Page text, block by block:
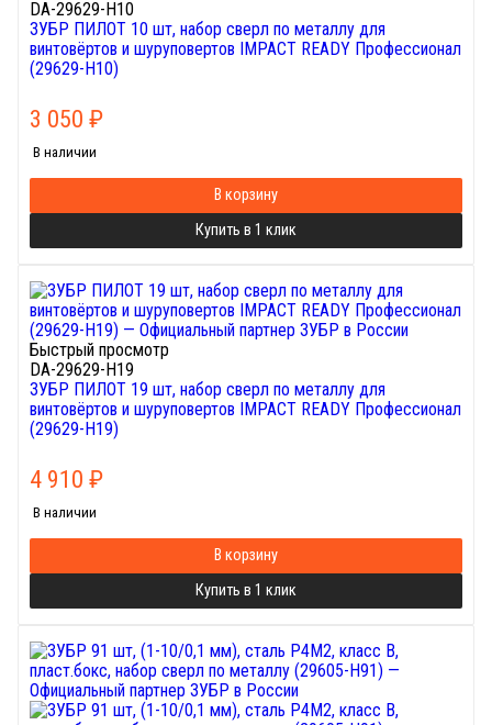
DA-29629-H10
ЗУБР ПИЛОТ 10 шт, набор сверл по металлу для
винтовёртов и шуруповертов IMPACT READY Профессионал
(29629-H10)
3 050 ₽
В наличии
В корзину
Купить в 1 клик
Быстрый просмотр
DA-29629-H19
ЗУБР ПИЛОТ 19 шт, набор сверл по металлу для
винтовёртов и шуруповертов IMPACT READY Профессионал
(29629-H19)
4 910 ₽
В наличии
В корзину
Купить в 1 клик